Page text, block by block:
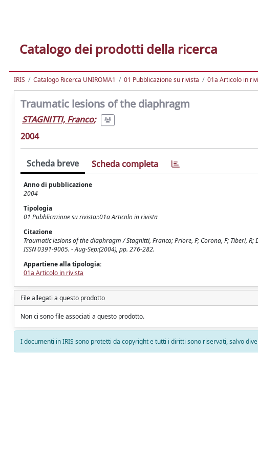
Catalogo dei prodotti della ricerca
IRIS Catalogo Ricerca UNIROMA1 01 Pubblicazione su rivista 01a Articolo in
Traumatic lesions of the diaphragm
STAGNITTI, Franco;
2004
Scheda breve Scheda completa
Anno di pubblicazione
2004
Tipologia
01 Pubblicazione su rivista::01a Articolo in rivista
Citazione
Traumatic lesions of the diaphragm / Stagnitti, Franco; Priore, F; Corona, F; Tiberi, R;
ISSN 0391-9005. - Aug-Sep:(2004), pp. 276-282.
Appartiene alla tipologia:
01a Articolo in rivista
File allegati a questo prodotto
Non ci sono file associati a questo prodotto.
I documenti in IRIS sono protetti da copyright e tutti i diritti sono riservati, salvo